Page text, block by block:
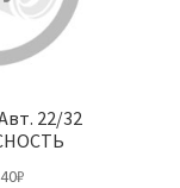
22/32
₽